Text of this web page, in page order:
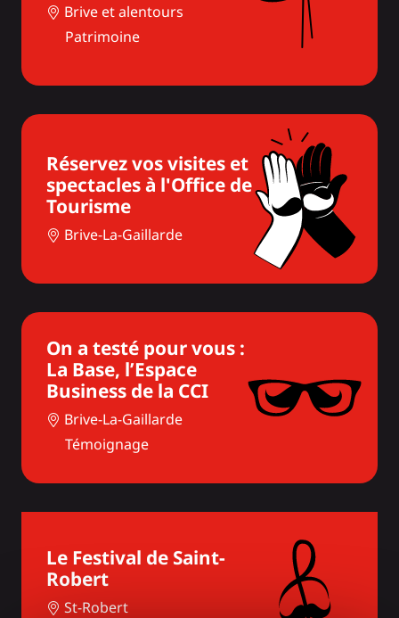
Brive et alentours
Patrimoine
Réservez vos visites et
spectacles à l'Office de
Tourisme
Brive-La-Gaillarde
On a testé pour vous :
La Base, l’Espace
Business de la CCI
Brive-La-Gaillarde
Témoignage
Le Festival de Saint-
Robert
St-Robert